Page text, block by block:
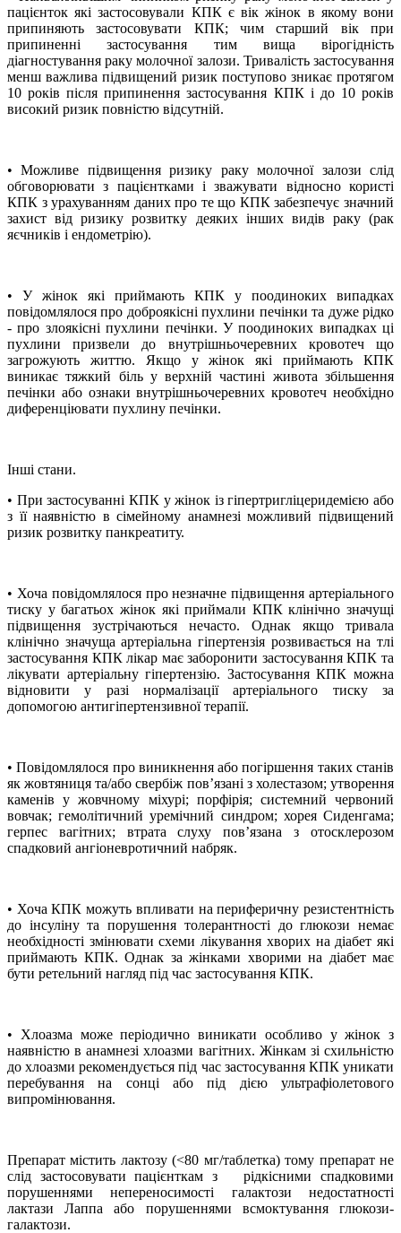
пацієнток які застосовували КПК є вік жінок в якому вони
припиняють застосовувати КПК; чим старший вік при
припиненні застосування тим вища вірогідність
діагностування раку молочної залози. Тривалість застосування
менш важлива підвищений ризик поступово зникає протягом
10 років після припинення застосування КПК і до 10 років
високий ризик повністю відсутній.
• Можливе підвищення ризику раку молочної залози слід
обговорювати з пацієнтками і зважувати відносно користі
КПК з урахуванням даних про те що КПК забезпечує значний
захист від ризику розвитку деяких інших видів раку (рак
яєчників і ендометрію).
• У жінок які приймають КПК у поодиноких випадках
повідомлялося про доброякісні пухлини печінки та дуже рідко
- про злоякісні пухлини печінки. У поодиноких випадках ці
пухлини призвели до внутрішньочеревних кровотеч що
загрожують життю. Якщо у жінок які приймають КПК
виникає тяжкий біль у верхній частині живота збільшення
печінки або ознаки внутрішньочеревних кровотеч необхідно
диференціювати пухлину печінки.
Інші стани.
• При застосуванні КПК у жінок із гіпертригліцеридемією або
з її наявністю в сімейному анамнезі можливий підвищений
ризик розвитку панкреатиту.
• Хоча повідомлялося про незначне підвищення артеріального
тиску у багатьох жінок які приймали КПК клінічно значущі
підвищення зустрічаються нечасто. Однак якщо тривала
клінічно значуща артеріальна гіпертензія розвивається на тлі
застосування КПК лікар має заборонити застосування КПК та
лікувати артеріальну гіпертензію. Застосування КПК можна
відновити у разі нормалізації артеріального тиску за
допомогою антигіпертензивної терапії.
• Повідомлялося про виникнення або погіршення таких станів
як жовтяниця та/або свербіж пов’язані з холестазом; утворення
каменів у жовчному міхурі; порфірія; системний червоний
вовчак; гемолітичний уремічний синдром; хорея Сиденгама;
герпес вагітних; втрата слуху пов’язана з отосклерозом
спадковий ангіоневротичний набряк.
• Хоча КПК можуть впливати на периферичну резистентність
до інсуліну та порушення толерантності до глюкози немає
необхідності змінювати схеми лікування хворих на діабет які
приймають КПК. Однак за жінками хворими на діабет має
бути ретельний нагляд під час застосування КПК.
• Хлоазма може періодично виникати особливо у жінок з
наявністю в анамнезі хлоазми вагітних. Жінкам зі схильністю
до хлоазми рекомендується під час застосування КПК уникати
перебування на сонці або під дією ультрафіолетового
випромінювання.
Препарат містить лактозу (<80 мг/таблетка) тому препарат не
слід застосовувати пацієнткам з рідкісними спадковими
порушеннями непереносимості галактози недостатності
лактази Лаппа або порушеннями всмоктування глюкози-
галактози.